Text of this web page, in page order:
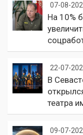
07-08-
На 10%
22-07-
В
театра
09-07-